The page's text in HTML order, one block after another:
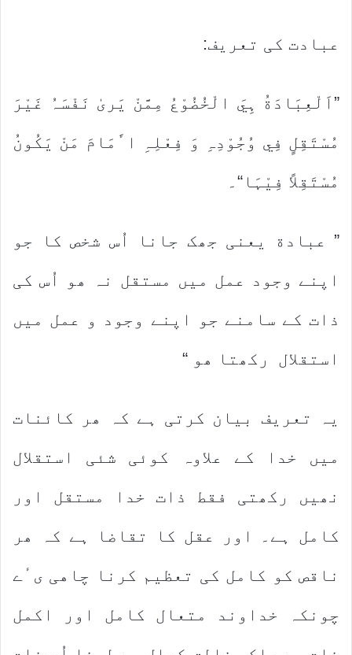
عبادت کی تعریف:
”اَلْعِبَادَةُ ہِيَ الْخُضُوْعُ مِمَّنْ یَریٰ نَفْسَہُ غَیْرَ
مُسْتَقِلٍ فِي وُجُوْدِہِ وَ فِعْلِہِ اٴَمَامَ مَنْ یَکُونُ
مُسْتَقِلاً فِیْہَا“۔
” عبادة یعنی جھک جانا اُس شخص کا جو
اپنے وجود عمل میں مستقل نہ ھو اُس کی
ذات کے سامنے جو اپنے وجود و عمل میں
استقلال رکھتا ھو “
یہ تعریف بیان کرتی ہے کہ ھر کائنات
میں خدا کے علاوہ کوئی شئی استقلال
نھیں رکھتی فقط ذات خدا مستقل اور
کامل ہے۔ اور عقل کا تقاضا ہے کہ ھر
ناقص کو کامل کی تعظیم کرنا چاھی یٴے
چونکہ خداوند متعال کامل اور اکمل